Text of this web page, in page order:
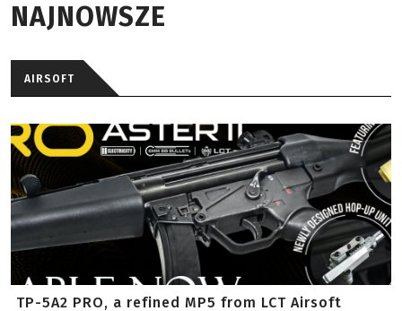
NAJNOWSZE
AIRSOFT
TP-5A2 PRO, a refined MP5 from LCT Airsoft